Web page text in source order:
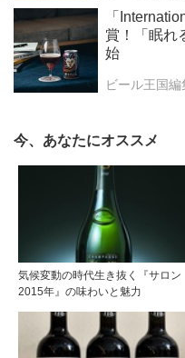
「
賞！「眠れ
始
ビール王国編
今、あなたにオススメ
気候変動の時代生き抜く『サロン
2015年』の味わいと魅力